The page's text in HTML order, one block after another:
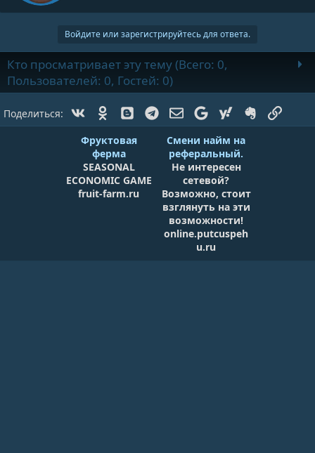
Войдите или зарегистрируйтесь для ответа.
Кто просматривает эту тему (Всего: 0,
Пользователей: 0, Гостей: 0)
Поделиться: Vk Ok BloggerTelegramЭлектронная почта
GoogleYahoo Evernote
Фруктовая
ферма
SEASONAL
ECONOMIC GAME
fruit-farm.ru
Смени найм на
реферальный.
Не интересен
сетевой?
Возможно, стоит
взглянуть на эти
возможности!
online.putcuspeh
u.ru